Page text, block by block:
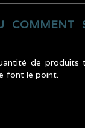
COMMENT
de produits
font le point.